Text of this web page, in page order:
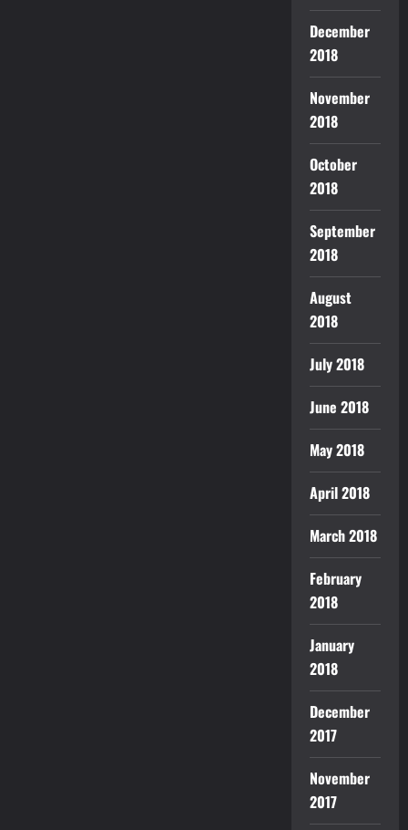
December
2018
November
2018
October
2018
September
2018
August
2018
July 2018
June 2018
May 2018
April 2018
March 2018
February
2018
January
2018
December
2017
November
2017